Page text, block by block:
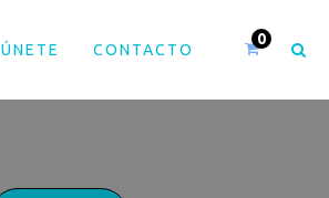
ÚNETE CONTACTO